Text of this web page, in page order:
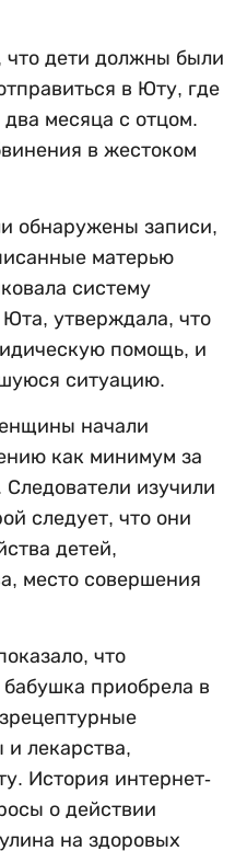
что дети должны были
в Юту, где
месяца с отцом.
в жестоком
обнаружены записи,
матерью
систему
утверждала, что
помощь, и
ситуацию.
начали
как минимум за
изучили
следует, что они
детей,
место совершения
что
бабушка приобрела в
лекарства,
История интернет-
о действии
на здоровых